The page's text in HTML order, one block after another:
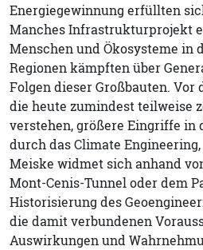
Energiegewinnung erfüllten
Manches Infrastrukturprojekt
Menschen und Ökosysteme in
Regionen kämpften über
Folgen dieser Großbauten.
die heute zumindest teilweise
verstehen, größere Eingriffe in
durch das Climate
Meiske widmet sich anhand
Mont-Cenis-Tunnel oder dem
Historisierung des
die damit verbundenen
Auswirkungen und